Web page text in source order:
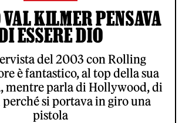
VAL KILMER PENSAVA
ESSERE DIO
del 2003 con Rolling
è fantastico, al top della sua
mentre parla di Hollywood, di
perché si portava in giro una
pistola